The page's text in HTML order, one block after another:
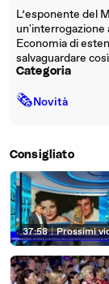
L’esponente del
un'interrogazione
Economia di
salvaguardare
Categoria
🗞Novità
Consigliato
37:58 | Prossimi